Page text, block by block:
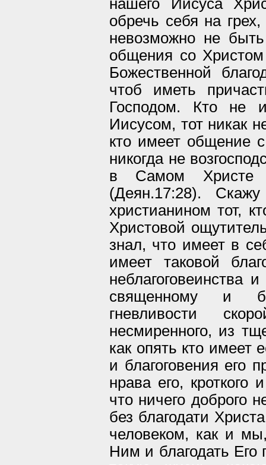
нашего Иисуса
обречь себя на
невозможно не
общения со
Божественной
чтоб иметь
Господом. Кто не
Иисусом, тот никак
кто имеет общение
никогда не
в Самом Христе
(Деян.17:28).
христианином тот,
Христовой
знал, что имеет в
имеет таковой
неблагоговеинства
священному и
гневливости
несмиренного, из
как опять кто имеет
и благоговения его
нрава его, кроткого
что ничего доброго
без благодати
человеком, как и
Ним и благодать Его